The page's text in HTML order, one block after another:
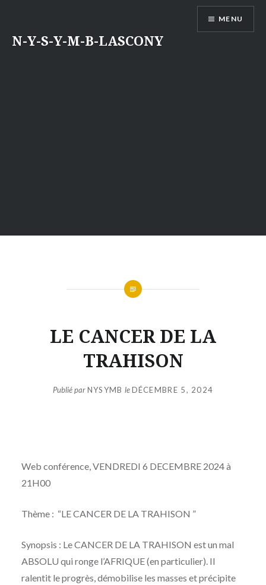
contenu
N-Y-S-Y-M-B-LASCONY
MENU
LE CANCER DE LA
TRAHISON
Publié parNYSYMB leDÉCEMBRE 5, 2024
Web conférence, VENDREDI 6 DECEMBRE 2024 à
21H00
Thème : “LE CANCER DE LA TRAHISON ”
Synopsis : Le CANCER DE LA TRAHISON est un mal
ABSOLU qui ronge l’AFRIQUE (en particulier). Il
ralentit le progrès, démobilise les masses et précipite